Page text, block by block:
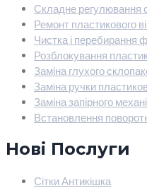
Складне регулювання
Ремонт пластикового
Чистка і перебирання
Розблокування
Заміна глухого
Заміна ручки
Заміна запірного
Встановлення
Нові Послуги
Сітки Антикішка